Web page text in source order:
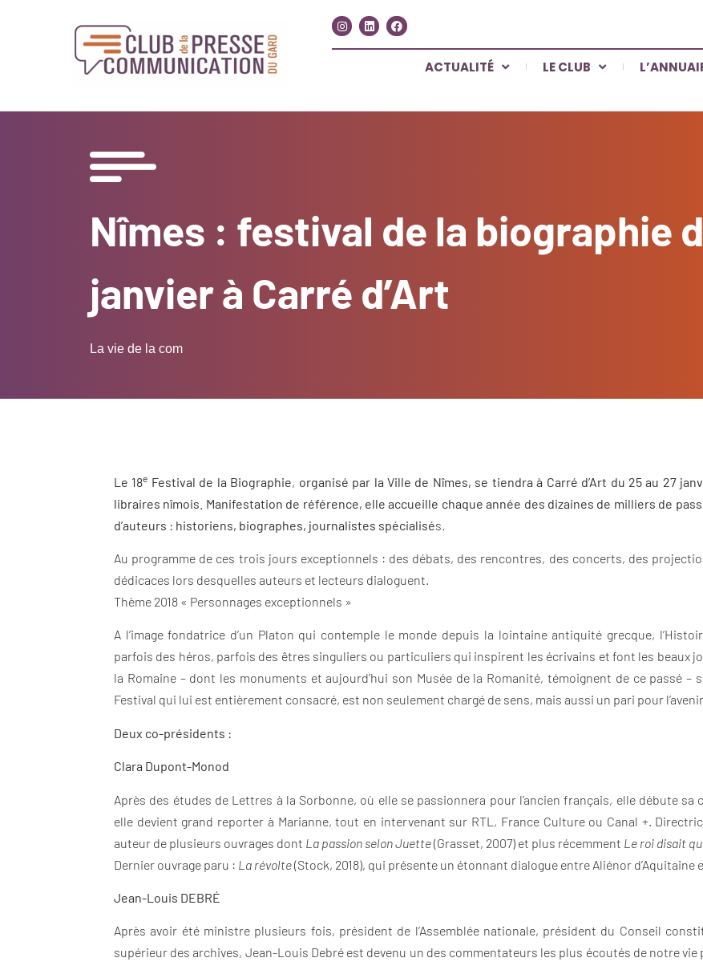
ACTUALITÉ LE CLUB
Nîmes : festival de la biographie
janvier à Carré d’Art
La vie de la com
Le 18e Festival de la Biographie, organisé par la Ville de Nîmes, se tiendra à Carré d’Art du 25 au 27
libraires nîmois. Manifestation de référence, elle accueille chaque année des dizaines de milliers de
d’auteurs : historiens, biographes, journalistes spécialisés.
Au programme de ces trois jours exceptionnels : des débats, des rencontres, des concerts, des
dédicaces lors desquelles auteurs et lecteurs dialoguent.
Thème 2018 « Personnages exceptionnels »
A l’image fondatrice d’un Platon qui contemple le monde depuis la lointaine antiquité grecque,
parfois des héros, parfois des êtres singuliers ou particuliers qui inspirent les écrivains et font les beaux
la Romaine – dont les monuments et aujourd’hui son Musée de la Romanité, témoignent de ce passé
Festival qui lui est entièrement consacré, est non seulement chargé de sens, mais aussi un pari pour
Deux co-présidents :
Clara Dupont-Monod
Après des études de Lettres à la Sorbonne, où elle se passionnera pour l’ancien français, elle débute
elle devient grand reporter à Marianne, tout en intervenant sur RTL, France Culture ou Canal +.
auteur de plusieurs ouvrages dont La passion selon Juette(Grasset, 2007) et plus récemment Le roi disait
Dernier ouvrage paru : La révolte(Stock, 2018), qui présente un étonnant dialogue entre Aliénor d’Aquitaine
Jean-Louis DEBRÉ
Après avoir été ministre plusieurs fois, président de l’Assemblée nationale, président du Conseil
supérieur des archives, Jean-Louis Debré est devenu un des commentateurs les plus écoutés de notre vie